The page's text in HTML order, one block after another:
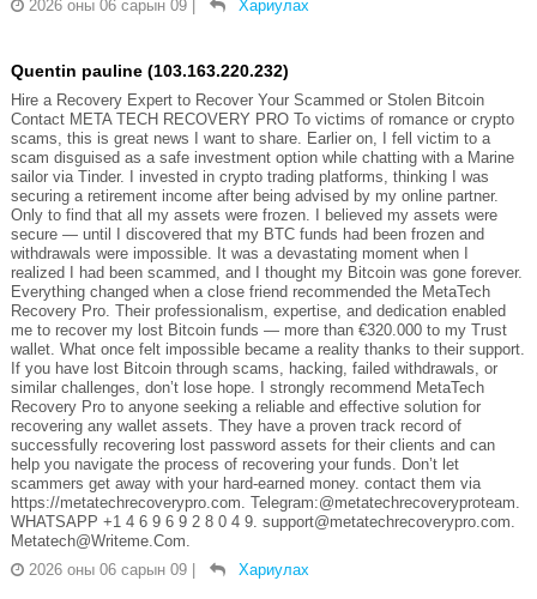
2026 оны 06 сарын 09
Хариулах
Quentin pauline (103.163.220.232)
Hire a Recovery Expert to Recover Your Scammed or Stolen Bitcoin
Contact META TECH RECOVERY PRO To victims of romance or crypto
scams, this is great news I want to share. Earlier on, I fell victim to a
scam disguised as a safe investment option while chatting with a Marine
sailor via Tinder. I invested in crypto trading platforms, thinking I was
securing a retirement income after being advised by my online partner.
Only to find that all my assets were frozen. I believed my assets were
secure — until I discovered that my BTC funds had been frozen and
withdrawals were impossible. It was a devastating moment when I
realized I had been scammed, and I thought my Bitcoin was gone forever.
Everything changed when a close friend recommended the MetaTech
Recovery Pro. Their professionalism, expertise, and dedication enabled
me to recover my lost Bitcoin funds — more than €320.000 to my Trust
wallet. What once felt impossible became a reality thanks to their support.
If you have lost Bitcoin through scams, hacking, failed withdrawals, or
similar challenges, don’t lose hope. I strongly recommend MetaTech
Recovery Pro to anyone seeking a reliable and effective solution for
recovering any wallet assets. They have a proven track record of
successfully recovering lost password assets for their clients and can
help you navigate the process of recovering your funds. Don’t let
scammers get away with your hard-earned money. contact them via
https://metatechrecoverypro.com. Telegram:@metatechrecoveryproteam.
WHATSAPP +1 4 6 9 6 9 2 8 0 4 9. support@metatechrecoverypro.com.
Metatech@Writeme.Com.
2026 оны 06 сарын 09
Хариулах